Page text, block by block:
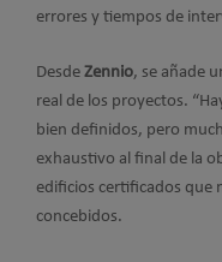
errores y tiempos de
Desde Zennio, se añade
real de los proyectos.
bien definidos, pero
exhaustivo al final de la
edificios certificados que
concebidos.